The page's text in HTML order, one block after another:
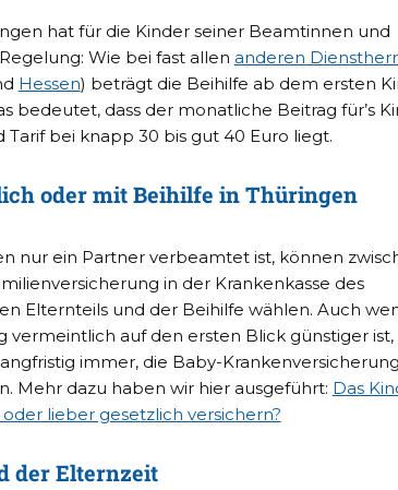
hat für die Kinder seiner Beamtinnen und
Wie bei fast allen anderen
Hessen) beträgt die Beihilfe ab dem ersten
bedeutet, dass der monatliche Beitrag für’s
Tarif bei knapp 30 bis gut 40 Euro liegt.
oder mit Beihilfe in Thüringen
nur ein Partner verbeamtet ist, können
in der Krankenkasse des
Elternteils und der Beihilfe wählen. Auch
vermeintlich auf den ersten Blick günstiger
immer, die Baby-
Mehr dazu haben wir hier ausgeführt: Das
lieber gesetzlich versichern?
der Elternzeit